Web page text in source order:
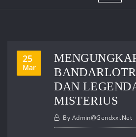
25
Mar
DAN
MISTERIUS
By Admin@gendxxi.net